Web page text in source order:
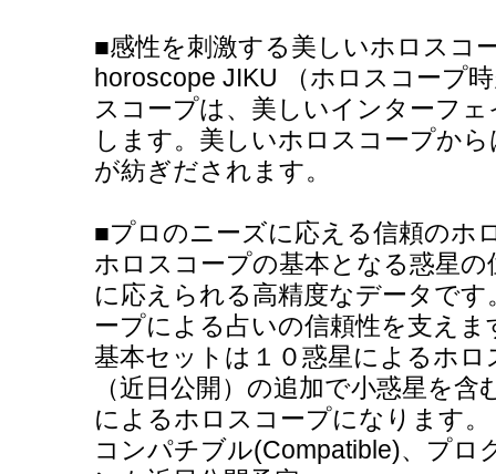
■感性を刺激する美しいホロスコ
horoscope JIKU （ホロスコープ
スコープは、美しいインターフ
します。美しいホロスコープか
が紡ぎだされます。
■プロのニーズに応える信頼のホ
ホロスコープの基本となる惑星
に応えられる高精度なデータで
ープによる占いの信頼性を支えま
基本セットは１０惑星によるホ
（近日公開）の追加で小惑星を
によるホロスコープになります。
コンパチブル(Compatible)、プロ